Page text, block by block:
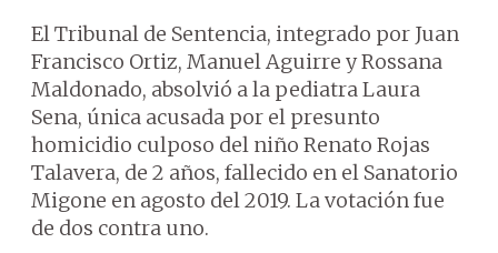
El Tribunal de Sentencia, integrado por Juan
Francisco Ortiz, Manuel Aguirre y Rossana
Maldonado, absolvió a la pediatra Laura
Sena, única acusada por el presunto
homicidio culposo del niño Renato Rojas
Talavera, de 2 años, fallecido en el Sanatorio
Migone en agosto del 2019. La votación fue
de dos contra uno.